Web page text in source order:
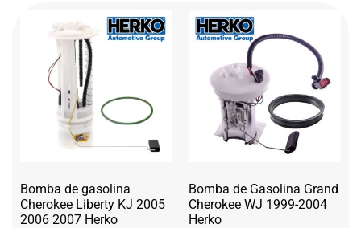
Bomba de gasolina
Cherokee Liberty KJ 2005
2006 2007 Herko
Bomba de Gasolina Grand
Cherokee WJ 1999-2004
Herko